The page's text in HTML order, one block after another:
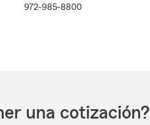
972-985-8800
una cotización?